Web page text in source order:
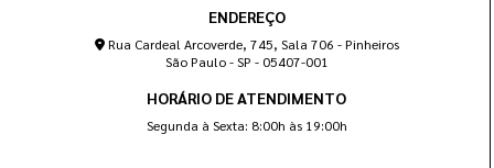
ENDEREÇO
Rua Cardeal Arcoverde, 745, Sala 706 - Pinheiros
São Paulo - SP - 05407-001
HORÁRIO DE ATENDIMENTO
Segunda à Sexta: 8:00h às 19:00h